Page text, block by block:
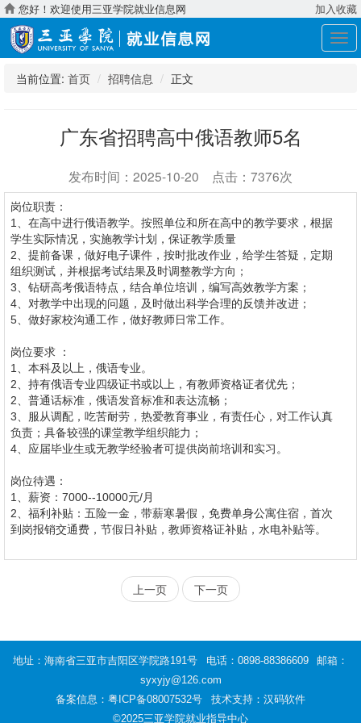
您好！欢迎使用三亚学院就业信息网 加入收藏
展
开
当前位置: 首页 招聘信息 正文
广东省招聘高中俄语教师5名
发布时间：2025-10-20 点击：7376次
岗位职责：
1、在高中进行俄语教学。按照单位和所在高中的教学要求，根据
学生实际情况，实施教学计划，保证教学质量
2、提前备课，做好电子课件，按时批改作业，给学生答疑，定期
组织测试，并根据考试结果及时调整教学方向；
3、钻研高考俄语特点，结合单位培训，编写高效教学方案；
4、对教学中出现的问题，及时做出科学合理的反馈并改进；
5、做好家校沟通工作，做好教师日常工作。
岗位要求 ：
1、本科及以上，俄语专业。
2、持有俄语专业四级证书或以上，有教师资格证者优先；
2、普通话标准，俄语发音标准和表达流畅；
3、服从调配，吃苦耐劳，热爱教育事业，有责任心，对工作认真
负责；具备较强的课堂教学组织能力；
4、应届毕业生或无教学经验者可提供岗前培训和实习。
岗位待遇：
1、薪资：7000--10000元/月
2、福利补贴：五险一金，带薪寒暑假，免费单身公寓住宿，首次
到岗报销交通费，节假日补贴，教师资格证补贴，水电补贴等。
上一页 下一页
地址：海南省三亚市吉阳区学院路191号 电话：0898-88386609
邮箱：
syxyjy@126.com
备案信息：粤ICP备08007532号
技术支持：汉码软件
©2025三亚学院就业指导中心